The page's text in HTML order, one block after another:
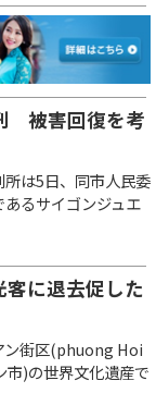
被害回復を考
は5日、同市人民委
るサイゴンジュエ
に退去促した
ン街区(phuong Hoi
市)の世界文化遺産で